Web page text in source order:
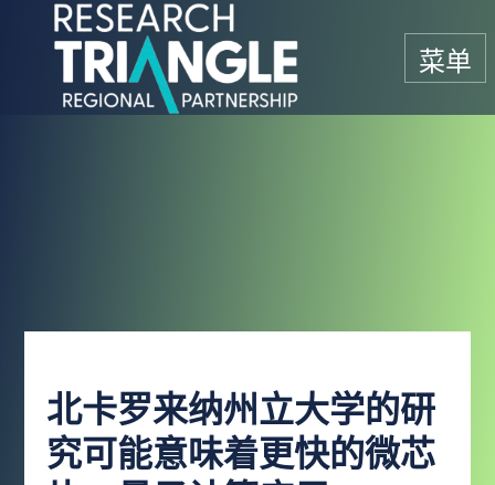
跳至内容
菜单
北卡罗来纳州立大学的研
究可能意味着更快的微芯